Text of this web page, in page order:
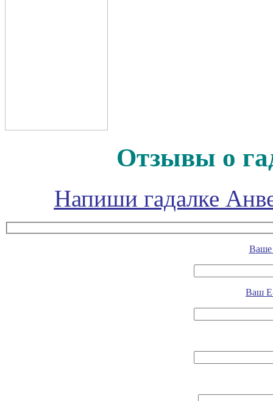
Отзывы о
Напиши гадалке
Ваше
Ваш